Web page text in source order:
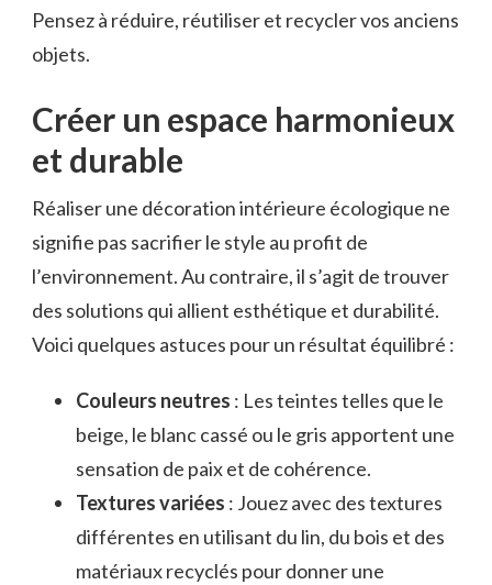
Pensez à réduire, réutiliser et recycler vos anciens
objets.
Créer un espace harmonieux
et durable
Réaliser une décoration intérieure écologique ne
signifie pas sacrifier le style au profit de
l’environnement. Au contraire, il s’agit de trouver
des solutions qui allient esthétique et durabilité.
Voici quelques astuces pour un résultat équilibré :
Couleurs neutres : Les teintes telles que le
beige, le blanc cassé ou le gris apportent une
sensation de paix et de cohérence.
Textures variées : Jouez avec des textures
différentes en utilisant du lin, du bois et des
matériaux recyclés pour donner une